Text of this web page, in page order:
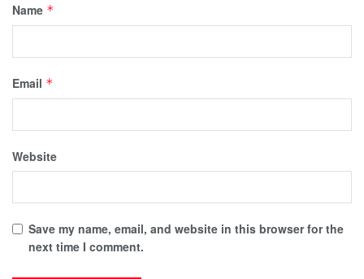
Name *
Email *
Website
Save my name, email, and website in this browser for the
next time I comment.